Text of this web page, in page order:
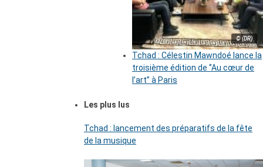
© (DR)
Tchad : Célestin Mawndoé lance la
troisième édition de ‘’Au cœur de
l’art’’ à Paris
Les plus lus
Tchad : lancement des préparatifs de la fête
de la musique